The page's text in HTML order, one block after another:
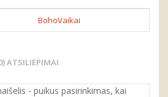
BohoVaikai
ATSILIEPIMAI
- puikus pasirinkimas, kai